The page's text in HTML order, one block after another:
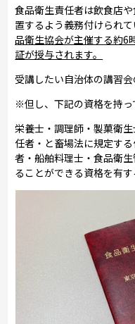
食品衛生責任者は飲食店
置するよう義務付けられ
品衛生協会が主催する約6
証が授与されます。
受講したい自治体の講習会
※但し、下記の資格を持っ
栄養士・調理師・製菓衛
任者・と畜場法に規定す
者・船舶料理士・食品衛
ることができる資格を有